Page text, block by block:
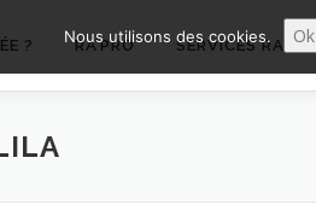
? RA’PRO SERVICES RA’PRO
Nous utilisons des cookies. Ok